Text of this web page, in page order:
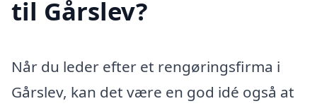
til Gårslev?
Når du leder efter et rengøringsfirma i
Gårslev, kan det være en god idé også at